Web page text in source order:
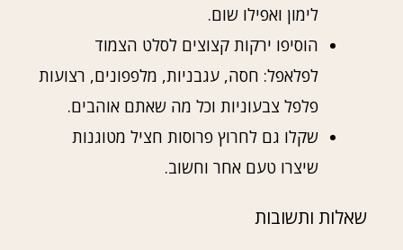
לימון ואפילו שום.
הוסיפו ירקות קצוצים לסלט הצמוד
לפלאפל: חסה, עגבניות, מלפפונים, רצועות
פלפל צבעוניות וכל מה שאתם אוהבים.
שקלו גם לחרוץ פרוסות חציל מטוגנות
שיצרו טעם אחר וחשוב.
שאלות ותשובות